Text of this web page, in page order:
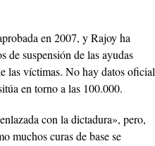
en 2007, y Rajoy ha
de suspensión de las ayudas
las víctimas. No hay datos
en torno a las 100.000.
con la dictadura», pero,
muchos curas de base se